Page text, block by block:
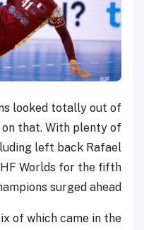
looked totally out of
that. With plenty of
left back Rafael
Worlds for the fifth
surged ahead.
of which came in the